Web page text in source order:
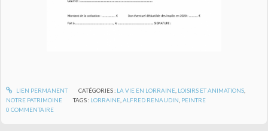
LIEN PERMANENT CATÉGORIES : LA VIE EN LORRAINE, LOISIRS ET ANIMATIONS,
NOTRE PATRIMOINE
TAGS : LORRAINE ,ALFRED RENAUDIN PEINTRE
0 COMMENTAIRE